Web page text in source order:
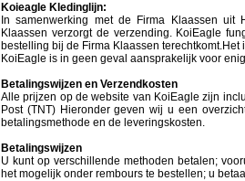
Koieagle Kledinglijn:
In samenwerking met de Firma Klaassen
Klaassen verzorgt de verzending. KoiEagle
bestelling bij de Firma Klaassen
KoiEagle is in geen geval aansprakelijk voor
Betalingswijzen en Verzendkosten
Alle prijzen op de website van KoiEagle zijn
Post (TNT) Hieronder geven wij u een
betalingsmethode en de leveringskosten.
Betalingswijzen
U kunt op verschillende methoden betalen;
het mogelijk onder rembours te bestellen; u